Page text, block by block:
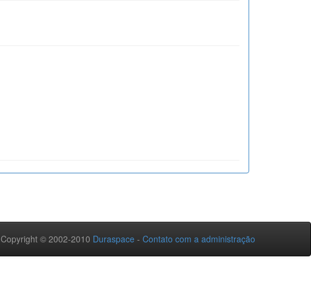
Copyright © 2002-2010 Duraspace - Contato com a administração